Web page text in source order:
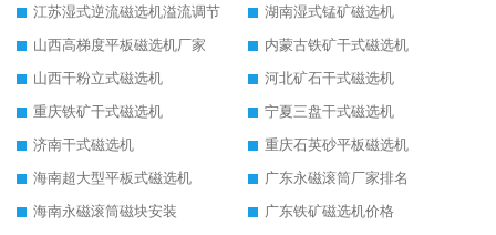
江苏湿式逆流磁选机溢流调节
湖南湿式锰矿磁选机
山西高梯度平板磁选机厂家
内蒙古铁矿干式磁选机
山西干粉立式磁选机
河北矿石干式磁选机
重庆铁矿干式磁选机
宁夏三盘干式磁选机
济南干式磁选机
重庆石英砂平板磁选机
海南超大型平板式磁选机
广东永磁滚筒厂家排名
海南永磁滚筒磁块安装
广东铁矿磁选机价格